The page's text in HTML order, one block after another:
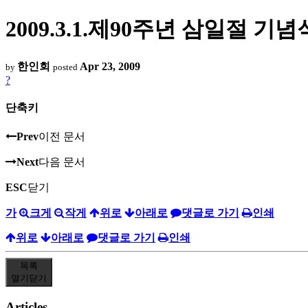
2009.3.1.제90주년 삼일절 기념
by 한인회 posted Apr 23, 2009
?
단축키
Prev이전 문서
Next다음 문서
ESC닫기
가 크게 작게 위로 아래로 댓글로 가기 인쇄
위로 아래로 댓글로 가기 인쇄
목록
열기 닫기